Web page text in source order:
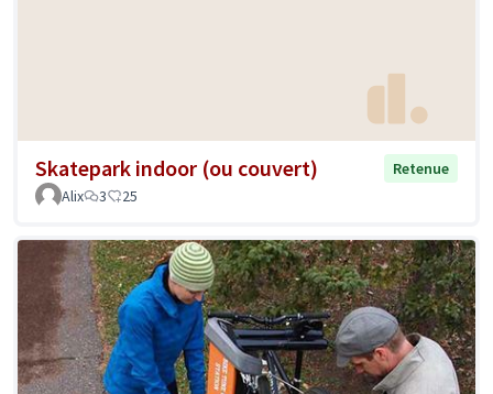
Skatepark indoor (ou couvert)
Retenue
Alix
3 25